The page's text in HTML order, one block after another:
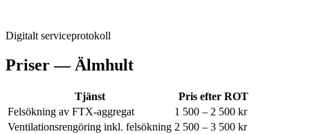
Digitalt serviceprotokoll
Priser — Älmhult
Tjänst
Pris efter ROT
Felsökning av FTX-aggregat
1 500 – 2 500 kr
Ventilationsrengöring inkl. felsökning 2 500 – 3 500 kr